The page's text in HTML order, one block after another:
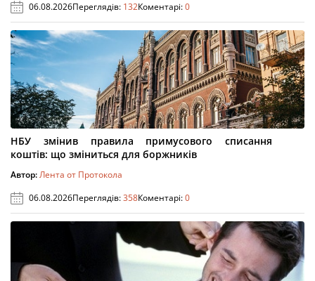
06.08.2026Переглядів: 132Коментарі:0
НБУ змінив правила примусового списання
коштів: що зміниться для боржників
Автор:Лента от Протокола
06.08.2026Переглядів:358Коментарі:0